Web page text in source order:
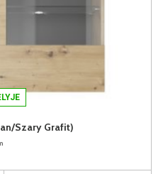
Szary Grafit)